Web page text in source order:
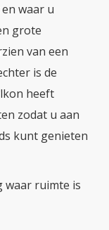
waar u
grote
van een
is de
heeft
zodat u aan
kunt genieten
waar ruimte is